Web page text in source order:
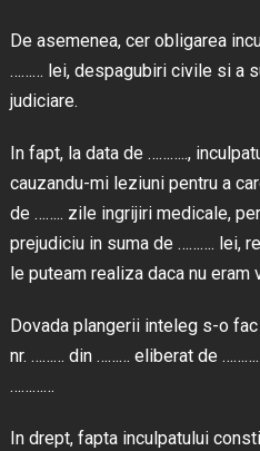
De asemenea, cer obligarea
……… lei, despagubiri civile si a
judiciare.
In fapt, la data de ………..,
cauzandu-mi leziuni pentru a
de …….. zile ingrijiri medicale,
prejudiciu in suma de ………. lei,
le puteam realiza daca nu
Dovada plangerii inteleg s-o
nr. ……… din ……… eliberat de
…………
In drept, fapta inculpatului